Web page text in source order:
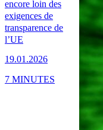
encore loin des
exigences de
transparence de
l’UE
19.01.2026
7 MINUTES